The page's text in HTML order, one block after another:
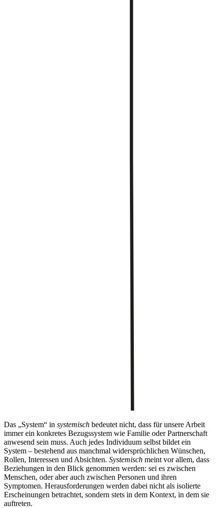
Das „System“ in systemisch bedeutet nicht, dass für unsere Arbeit
immer ein konkretes Bezugssystem wie Familie oder Partnerschaft
anwesend sein muss. Auch jedes Individuum selbst bildet ein
System – bestehend aus manchmal widersprüchlichen Wünschen,
Rollen, Interessen und Absichten. Systemisch meint vor allem, dass
Beziehungen in den Blick genommen werden: sei es zwischen
Menschen, oder aber auch zwischen Personen und ihren
Symptomen. Herausforderungen werden dabei nicht als isolierte
Erscheinungen betrachtet, sondern stets in dem Kontext, in dem sie
auftreten.